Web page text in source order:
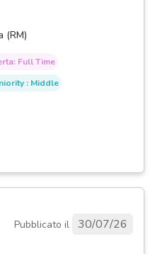
(RM)
Full Time
: Middle
Pubblicato il 30/07/26